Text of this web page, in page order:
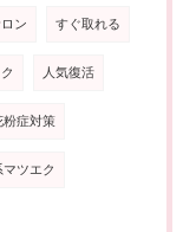
ン すぐ取れる
人気復活
粉症対策
ツエク